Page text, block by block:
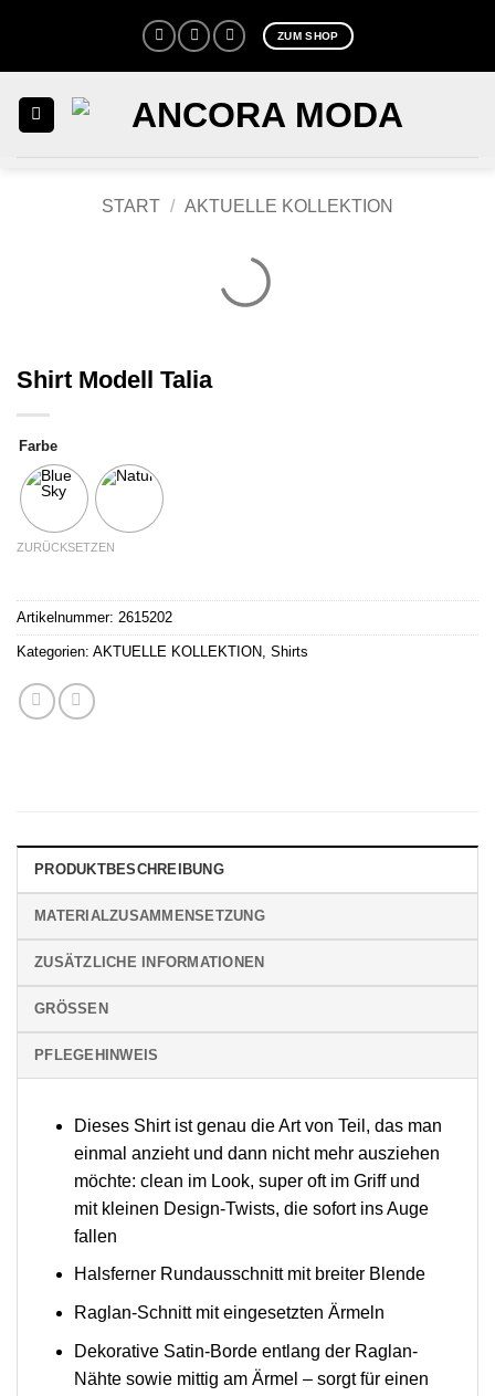
springen
ZUM SHOP
START / AKTUELLE KOLLEKTION
Shirt Modell Talia
Farbe
ZURÜCKSETZEN
Artikelnummer: 2615202
Kategorien: AKTUELLE KOLLEKTION Shirts
PRODUKTBESCHREIBUNG
MATERIALZUSAMMENSETZUNG
ZUSÄTZLICHE INFORMATIONEN
GRÖSSEN
PFLEGEHINWEIS
Dieses Shirt ist genau die Art von Teil, das man
einmal anzieht und dann nicht mehr ausziehen
möchte: clean im Look, super oft im Griff und
mit kleinen Design-Twists, die sofort ins Auge
fallen
Halsferner Rundausschnitt mit breiter Blende
Raglan-Schnitt mit eingesetzten Ärmeln
Dekorative Satin-Borde entlang der Raglan-
Nähte sowie mittig am Ärmel – sorgt für einen